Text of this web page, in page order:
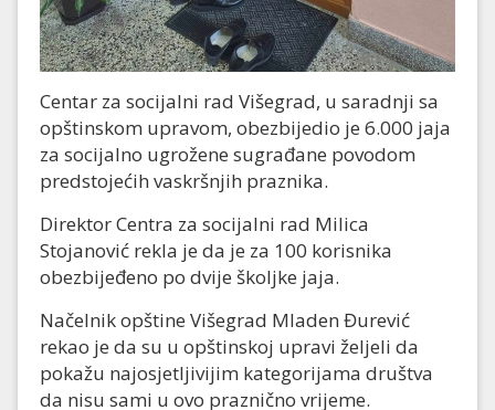
Centar za socijalni rad Višegrad, u saradnji sa
opštinskom upravom, obezbijedio je 6.000 jaja
za socijalno ugrožene sugrađane povodom
predstojećih vaskršnjih praznika.
Direktor Centra za socijalni rad Milica
Stojanović rekla je da je za 100 korisnika
obezbijeđeno po dvije školjke jaja.
Načelnik opštine Višegrad Mladen Đurević
rekao je da su u opštinskoj upravi željeli da
pokažu najosjetljivijim kategorijama društva
da nisu sami u ovo praznično vrijeme.